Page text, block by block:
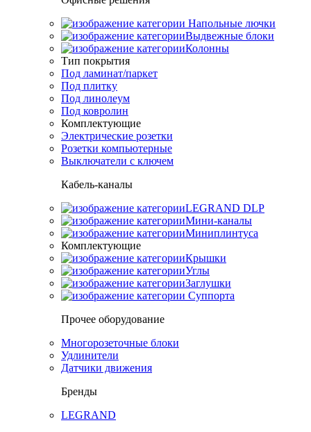
Напольные лючки
Выдвежные блоки
Колонны
Тип покрытия
Под ламинат/паркет
Под плитку
Под линолеум
Под ковролин
Комплектующие
Электрические розетки
Розетки компьютерные
Выключатели с ключем
Кабель-каналы
LEGRAND DLP
Мини-каналы
Миниплинтуса
Комплектующие
Крышки
Углы
Заглушки
Суппорта
Прочее оборудование
Многорозеточные блоки
Удлинители
Датчики движения
Бренды
LEGRAND